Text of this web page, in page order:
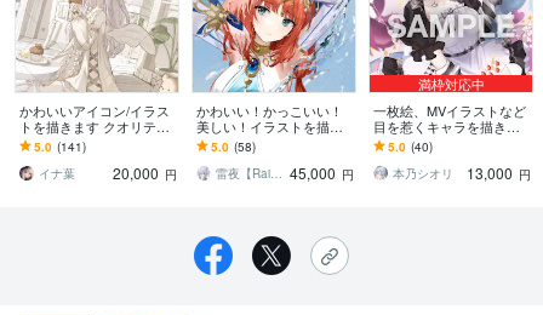
かわいいアイコン/イラス
トを描きます クオリティ
を重視してご要望にお答
えします！
5.0 (141)
イナ葉
20,000 円
かわいい！かっこいい！
美しい！イラストを描き
ます 高いクオリティでお
届けいたします！
5.0 (58)
雷夜【Raiya】 45,000 円
満枠対応中
一枚絵、MVイラストなど
目を惹くキャラを描きま
す 歌ってみた、パネル開
け、記念、サムネ、特典
など対応中です！！
5.0 (40)
本乃シオリ
13,000 円